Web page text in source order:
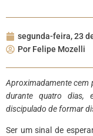
segunda-feira, 23
Por Felipe Mozelli
Aproximadamente cem
durante quatro
discipulado de formar
Ser um sinal de